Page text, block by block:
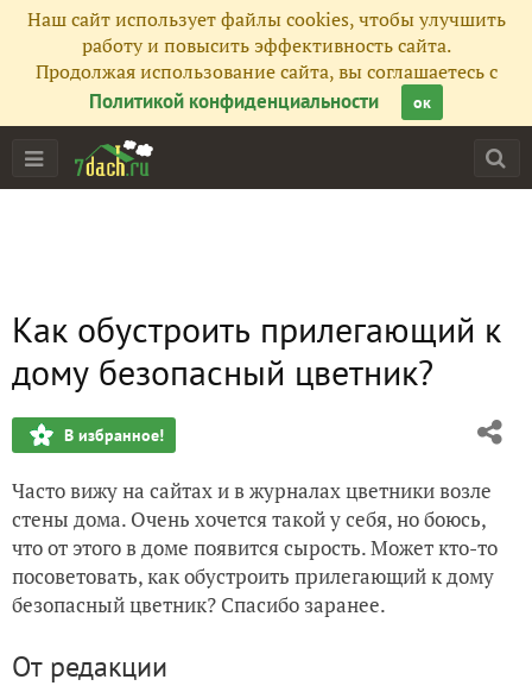
Наш сайт использует файлы cookies, чтобы улучшить
работу и повысить эффективность сайта.
Продолжая использование сайта, вы соглашаетесь с
Политикой конфиденциальности
ок
Как обустроить прилегающий к
дому безопасный цветник?
В избранное!
Часто вижу на сайтах и в журналах цветники возле
стены дома. Очень хочется такой у себя, но боюсь,
что от этого в доме появится сырость. Может кто-то
посоветовать, как обустроить прилегающий к дому
безопасный цветник? Спасибо заранее.
От редакции